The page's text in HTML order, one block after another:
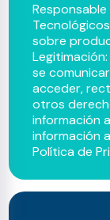
sobre
se
acceder,
otros
información
información
Política de